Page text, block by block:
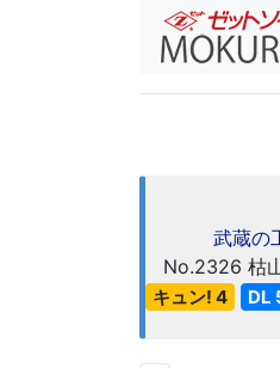
武蔵の
No.2326 枯
キュン! 4 DL